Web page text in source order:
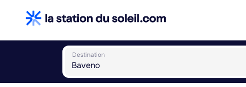
Destination